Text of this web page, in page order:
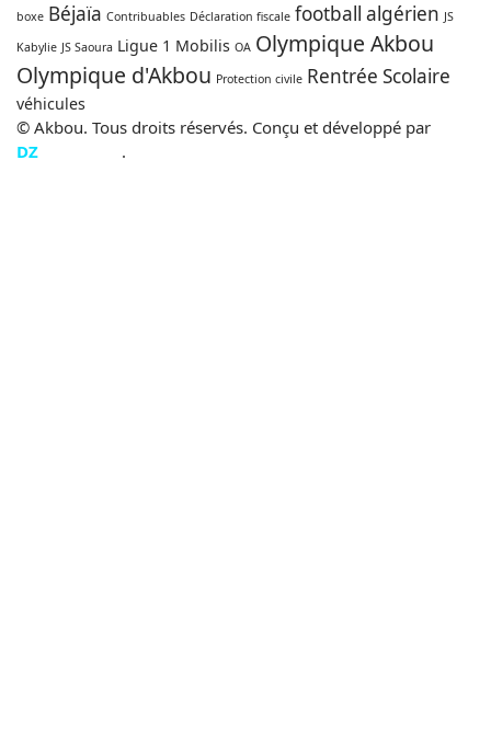
boxe Béjaïa Contribuables Déclaration fiscale football algérien JS
Kabylie JS Saoura Ligue 1 Mobilis OA Olympique Akbou
Olympique d'Akbou Protection civile Rentrée Scolaire
véhicules
© Akbou. Tous droits réservés. Conçu et développé par
DZ
.